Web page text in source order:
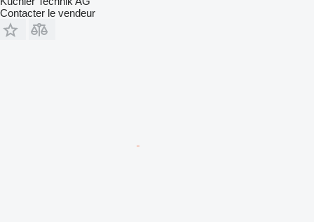
Contacter le vendeur